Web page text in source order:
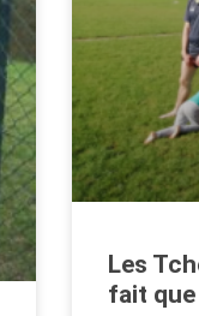
Les
fait